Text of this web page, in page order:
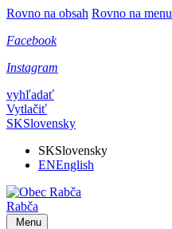
Rovno na obsah Rovno na menu
Facebook
Instagram
vyhľadať
Vytlačiť
SKSlovensky
SKSlovensky
ENEnglish
Rabča
Menu